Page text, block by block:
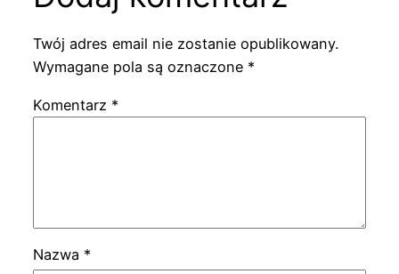
Twój adres email nie zostanie opublikowany.
Wymagane pola są oznaczone *
Komentarz *
Nazwa *